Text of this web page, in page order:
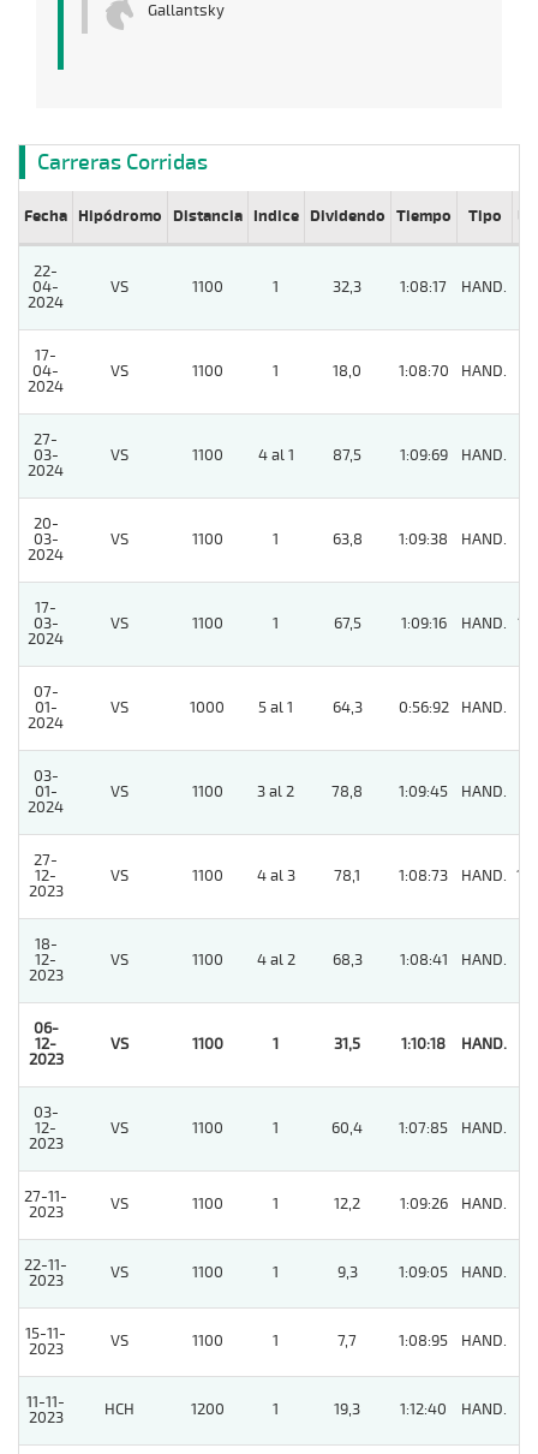
Gallantsky
Carreras Corridas
Fecha Hipódromo Distancia Indice Dividendo Tiempo Tipo Lº
22-
04-
2024
VS 1100 1 32,3 1:08:17 HAND.
17-
04-
2024
VS 1100 1 18,0 1:08:70 HAND.
27-
03-
2024
VS 1100 4 al 1 87,5 1:09:69 HAND.
20-
03-
2024
VS 1100 1 63,8 1:09:38 HAND.
17-
03-
2024
VS 1100 1 67,5 1:09:16 HAND. 12
07-
01-
2024
VS 1000 5 al 1 64,3 0:56:92 HAND.
03-
01-
2024
VS 1100 3 al 2 78,8 1:09:45 HAND.
27-
12-
2023
VS 1100 4 al 3 78,1 1:08:73 HAND. 14
18-
12-
2023
VS 1100 4 al 2 68,3 1:08:41 HAND.
06-
12-
2023
VS 1100 1 31,5 1:10:18 HAND.
03-
12-
2023
VS 1100 1 60,4 1:07:85 HAND.
27-11-
2023
VS 1100 1 12,2 1:09:26 HAND.
22-11-
2023
VS 1100 1 9,3 1:09:05 HAND.
15-11-
2023
VS 1100 1 7,7 1:08:95 HAND.
11-11-
2023
HCH 1200 1 19,3 1:12:40 HAND.